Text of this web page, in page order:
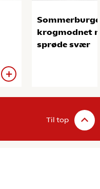
krogmodnet
sprøde svær
Til top